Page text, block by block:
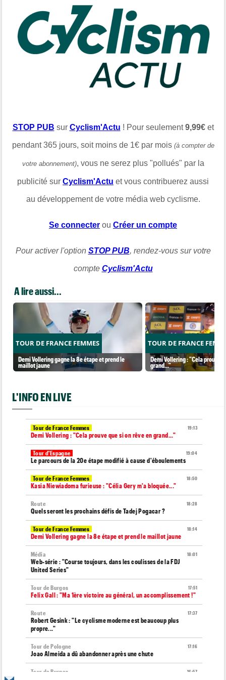
STOP PUB sur Cyclism'Actu ! Pour seulement9,99€et
pendant 365 jours, soit moins de 1€ par mois (à compter de
votre abonnement), vous ne serez plus "pollués" par la
publicité sur Cyclism'Actu et vous contribuerez aussi
au développement de votre média web cyclisme.
Se connecter ou Créer un compte
Pour activer l'option STOP PUB, rendez-vous sur votre
compte Cyclism'Actu
A lire aussi...
TOUR DE FRANCE FEMMES
Demi Vollering gagne la 8e étape et prend le
maillot jaune
TOUR DE FRANCE
Demi Vollering : "Cela prouve
grand..."
L'INFO EN LIVE
19:13
Tour de France Femmes
Demi Vollering : "Cela prouve que si on rêve en grand..."
19:04
Tour d'Espagne
Le parcours de la 20e étape modifié à cause d'éboulements
18:50
Tour de France Femmes
Kasia Niewiadoma furieuse : "Célia Gery m'a bloquée..."
18:28
Route
Quels seront les prochains défis de Tadej Pogacar ?
18:14
Tour de France Femmes
Demi Vollering gagne la 8e étape et prend le maillot jaune
18:01
Média
Web-série : "Course toujours, dans les coulisses de la FDJ
United Series"
17:51
Tour de Burgos
Felix Gall : "Ma 1ère victoire au général, un accomplissement !"
17:37
Route
Robert Gesink : "Le cyclisme moderne est beaucoup plus
propre..."
17:16
Tour de Pologne
Joao Almeida a dû abandonner après une chute
16:57
Tour de Burgos